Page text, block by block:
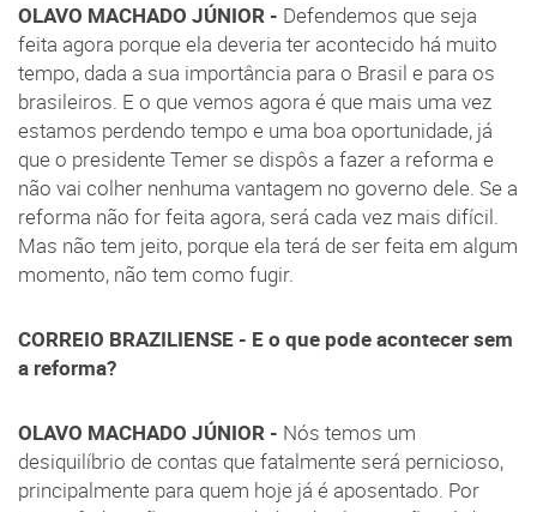
OLAVO MACHADO JÚNIOR - Defendemos que seja
feita agora porque ela deveria ter acontecido há muito
tempo, dada a sua importância para o Brasil e para os
brasileiros. E o que vemos agora é que mais uma vez
estamos perdendo tempo e uma boa oportunidade, já
que o presidente Temer se dispôs a fazer a reforma e
não vai colher nenhuma vantagem no governo dele. Se a
reforma não for feita agora, será cada vez mais difícil.
Mas não tem jeito, porque ela terá de ser feita em algum
momento, não tem como fugir.
CORREIO BRAZILIENSE - E o que pode acontecer sem
a reforma?
OLAVO MACHADO JÚNIOR - Nós temos um
desiquilíbrio de contas que fatalmente será pernicioso,
principalmente para quem hoje já é aposentado. Por